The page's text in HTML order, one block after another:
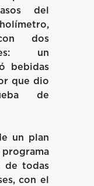
del
dos
un
bebidas
que dio
de
un plan
de todas
con el